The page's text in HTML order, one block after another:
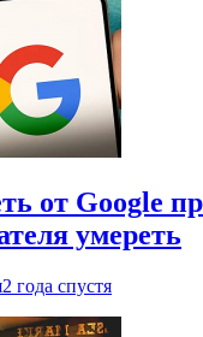
от Google
умереть
2 года спустя